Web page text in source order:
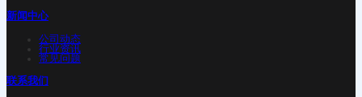
新闻中心
公司动态
行业资讯
常见问题
联系我们